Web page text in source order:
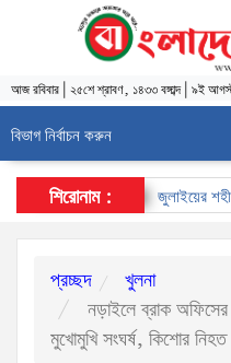
আজরবিবার ২৫শে শ্রাবণ, ১৪৩৩ বঙ্গাব্দ| ৯ই
বিভাগ নির্বাচন করুন
শিরোনাম : জুলাইয়ের
প্রচ্ছদ
খুলনা
নড়াইলে ব্রাক
মুখোমুখি সংঘর্ষ, কিশোর নিহত